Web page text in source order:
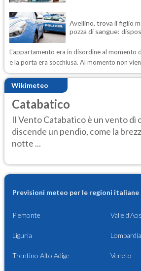
Avellino, trova il figlio
pozza di sangue:
L'appartamento era in disordine al momento
e la porta era socchiusa. Al momento non
Wikimeteo
Catabatico
Il Vento Catabatico è un vento di
discende un pendio, come la
notte ...
Previsioni meteo per le regioni italiane
Piemonte Valle
Liguria Lombardia
Trentino Alto Adige Veneto